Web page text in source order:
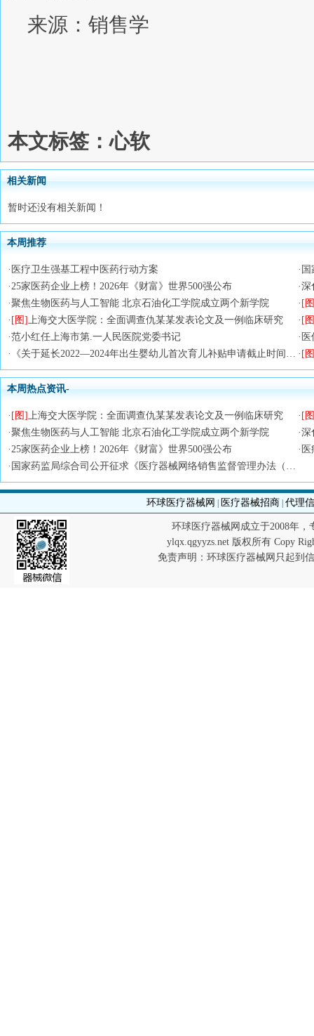
来源：销售学
本文标签：心软
相关新闻
暂时还没有相关新闻！
本周推荐
· 医疗卫生强基工程中医药行动方案 · 国
·25家医药企业上榜！2026年《财富》世界500强公布 ·深
·聚焦生物医药与人工智能 北京石油化工学院成立两个新学院 · [
· [图]上海交大医学院：全面调查仇某某发表论文及一例临床研究 · [
·范小红任上海市第.一人民医院党委书记 ·
·
《关于延长2022—2024年出生婴幼儿首次育儿补贴申请截止时间的通知》政策解读 · [
本周热点资讯-
· [图]上海交大医学院：全面调查仇某某发表论文及一例临床研究 · [
·聚焦生物医药与人工智能 北京石油化工学院成立两个新学院 ·深
·25家医药企业上榜！2026年《财富》世界500强公布 ·
· 国家药监局综合司公开征求《医疗器械网络销售监督管理办法（修订草案征求意见稿）》意见
环球医疗器械网 医疗器械招商 代理
环球医疗器械网成立于2008年
ylqx.qgyyzs.net 版权所有 Copy
免责声明：环球医疗器械网只起到